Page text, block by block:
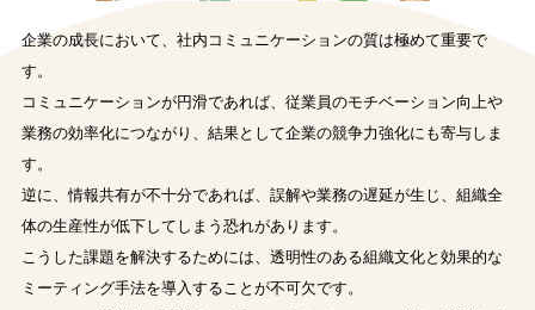
企業の成長において、社内コミュニケーションの質は極めて重要で
す。
コミュニケーションが円滑であれば、従業員のモチベーション向上や
業務の効率化につながり、結果として企業の競争力強化にも寄与しま
す。
逆に、情報共有が不十分であれば、誤解や業務の遅延が生じ、組織全
体の生産性が低下してしまう恐れがあります。
こうした課題を解決するためには、透明性のある組織文化と効果的な
ミーティング手法を導入することが不可欠です。